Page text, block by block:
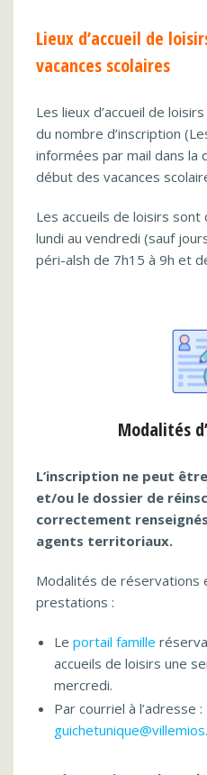
Lieux d’accueil de
vacances scolaires
Les lieux d’accueil de
du nombre d’inscription
informées par mail dans la
début des vacances
Les accueils de loisirs
lundi au vendredi (sauf
péri-alsh de 7h15 à 9h et
Modalités
L’inscription ne peut
et/ou le dossier de
correctement
agents territoriaux.
Modalités de réservations
prestations :
Le portail famille
accueils de loisirs une
mercredi.
Par courriel à l’adresse :